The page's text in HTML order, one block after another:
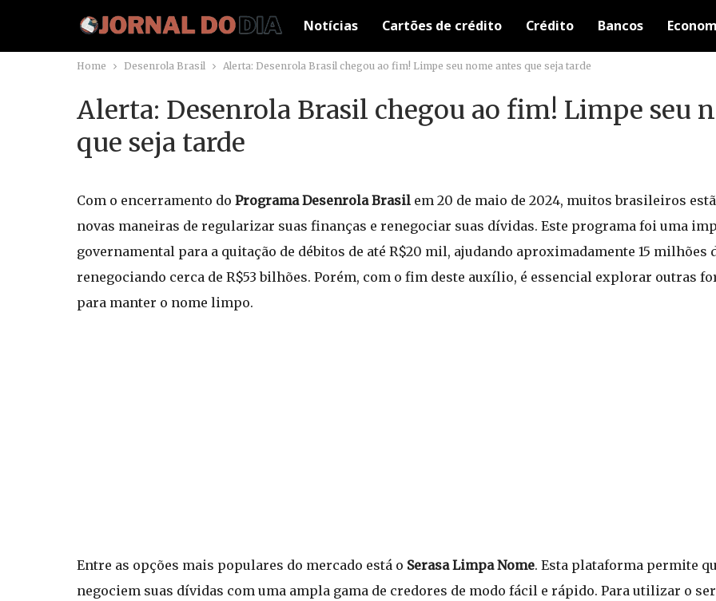
Notícias Cartões de crédito Crédito Bancos
Home Desenrola Brasil Alerta: Desenrola Brasil chegou ao fim! Limpe seu nome antes que seja tarde
Alerta: Desenrola Brasil chegou ao fim! Limpe seu
que seja tarde
Com o encerramento do Programa Desenrola Brasil em 20 de maio de 2024, muitos brasileiros
novas maneiras de regularizar suas finanças e renegociar suas dívidas. Este programa foi uma
governamental para a quitação de débitos de até R$20 mil, ajudando aproximadamente 15 milhões
renegociando cerca de R$53 bilhões. Porém, com o fim deste auxílio, é essencial explorar outras
para manter o nome limpo.
Entre as opções mais populares do mercado está o Serasa Limpa Nome. Esta plataforma permite
negociem suas dívidas com uma ampla gama de credores de modo fácil e rápido. Para utilizar o